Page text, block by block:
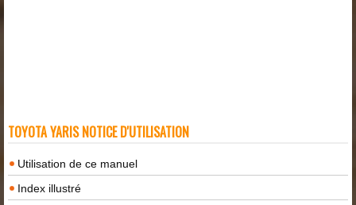
TOYOTA YARIS NOTICE D'UTILISATION
Utilisation de ce manuel
Index illustré